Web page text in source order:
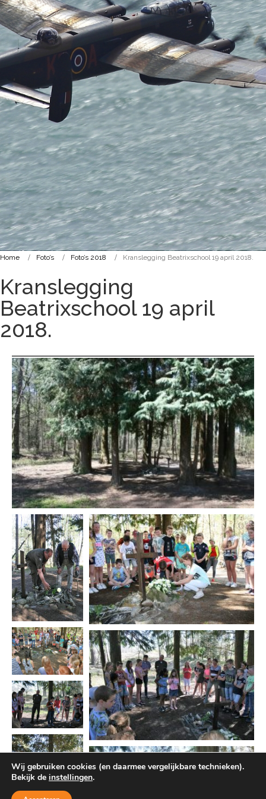
Home Foto’s Foto’s 2018 Kranslegging Beatrixschool 19 april 2018.
Kranslegging
Beatrixschool 19 april
2018.
Wij gebruiken cookies (en daarmee vergelijkbare technieken).
Bekijk de instellingen.